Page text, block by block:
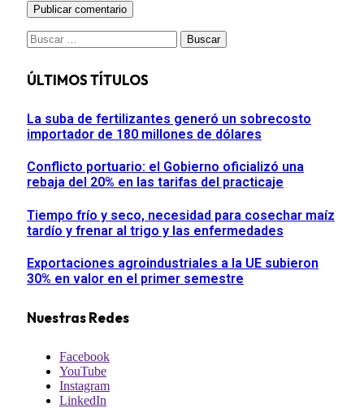
Buscar:
ÚLTIMOS TÍTULOS
La suba de fertilizantes generó un sobrecosto
importador de 180 millones de dólares
Conflicto portuario: el Gobierno oficializó una
rebaja del 20% en las tarifas del practicaje
Tiempo frío y seco, necesidad para cosechar maíz
tardío y frenar al trigo y las enfermedades
Exportaciones agroindustriales a la UE subieron
30% en valor en el primer semestre
Nuestras Redes
Facebook
YouTube
Instagram
LinkedIn